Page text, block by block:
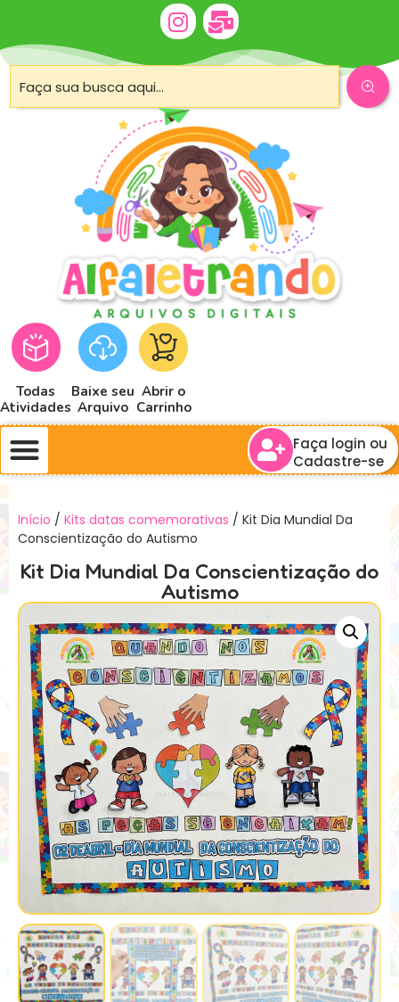
Todas
Atividades
Baixe seu
Arquivo
Abrir o
Carrinho
Faça login ou
Cadastre-se
Início / Kits datas comemorativas / Kit Dia Mundial Da
Conscientização do Autismo
Kit Dia Mundial Da Conscientização do
Autismo